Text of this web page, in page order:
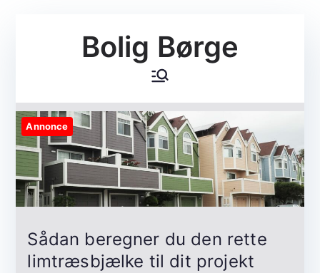
Bolig Børge
Annonce
Sådan beregner du den rette
limtræsbjælke til dit projekt